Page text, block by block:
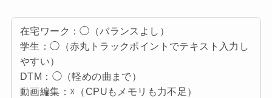
在宅ワーク：◯（バランスよし）
学生：◯（赤丸トラックポイントでテキスト入力し
やすい）
DTM：◯（軽めの曲まで）
動画編集：☓（CPUもメモリも力不足）